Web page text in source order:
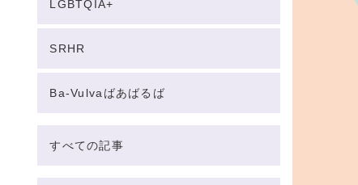
LGBTQIA+
SRHR
Ba-Vulvaばあばるば
すべての記事